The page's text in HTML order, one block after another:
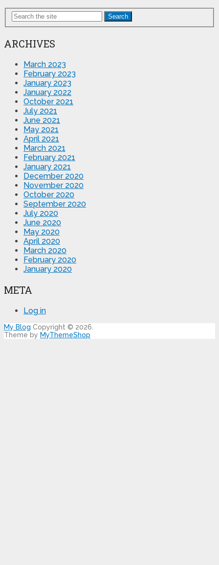
Search
ARCHIVES
March 2023
February 2023
January 2023
January 2022
October 2021
July 2021
June 2021
May 2021
April 2021
March 2021
February 2021
January 2021
December 2020
November 2020
October 2020
September 2020
July 2020
June 2020
May 2020
April 2020
March 2020
February 2020
January 2020
META
Log in
My Blog Copyright © 2026.
Theme by MyThemeShop